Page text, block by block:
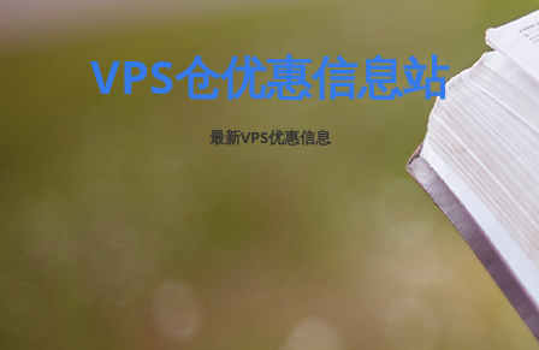
VPS仓优惠信息站
最新VPS优惠信息